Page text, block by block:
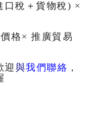
口稅＋貨物稅) ×
格× 推廣貿易
迎 與我們聯絡 ，